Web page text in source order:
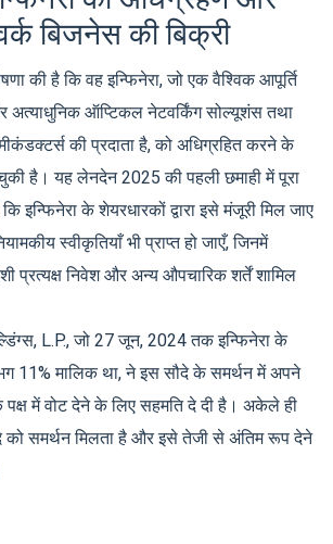
बिजनेस की बिक्री
की है कि वह इन्फिनेरा, जो एक वैश्विक आपूर्ति
अत्याधुनिक ऑप्टिकल नेटवर्किंग सोल्यूशंस तथा
की प्रदाता है, को अधिग्रहित करने के
है। यह लेनदेन 2025 की पहली छमाही में पूरा
इन्फिनेरा के शेयरधारकों द्वारा इसे मंजूरी मिल जाए
स्वीकृतियाँ भी प्राप्त हो जाएँ, जिनमें
प्रत्यक्ष निवेश और अन्य औपचारिक शर्तें शामिल
L.P., जो 27 जून, 2024 तक इन्फिनेरा के
11% मालिक था, ने इस सौदे के समर्थन में अपने
में वोट देने के लिए सहमति दे दी है। अकेले ही
समर्थन मिलता है और इसे तेजी से अंतिम रूप देने